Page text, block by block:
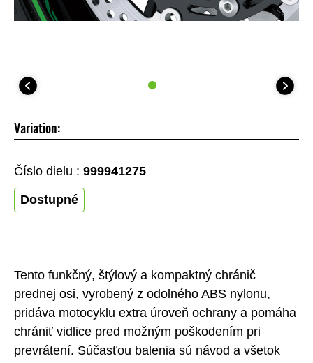
Tento funkčný, štýlový a kompaktný chránič
prednej osi, vyrobený z odolného ABS nylonu,
pridáva motocyklu extra úroveň ochrany a pomáha
chrániť vidlice pred možným poškodením pri
prevrátení. Súčasťou balenia sú návod a všetok
Variation:
Číslo dielu : 999941275
Dostupné